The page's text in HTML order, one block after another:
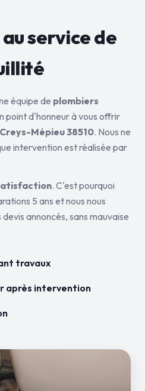
service de
équipe de plombiers
point d'honneur à vous offrir
Creys-Mépieu 38510. Nous ne
intervention est réalisée par
. C'est pourquoi
5 ans et nous nous
annoncés, sans mauvaise
travaux
après intervention